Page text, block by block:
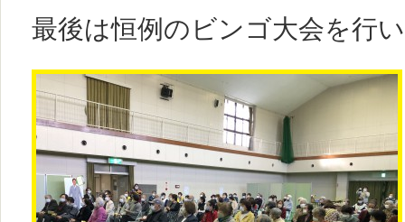
最後は恒例のビンゴ大会を行